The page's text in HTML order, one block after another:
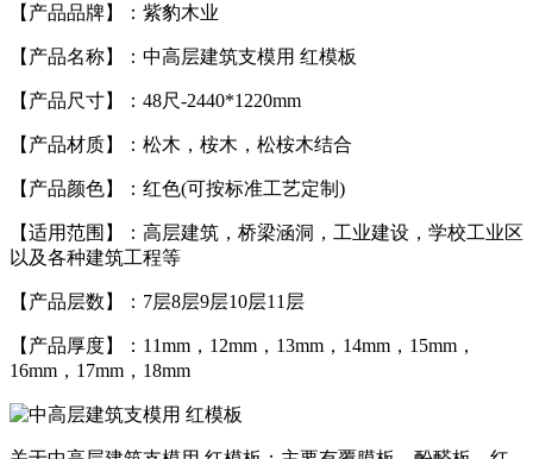
【产品品牌】：紫豹木业
【产品名称】：中高层建筑支模用 红模板
【产品尺寸】：48尺-2440*1220mm
【产品材质】：松木，桉木，松桉木结合
【产品颜色】：红色(可按标准工艺定制)
【适用范围】：高层建筑，桥梁涵洞，工业建设，学校工业区
以及各种建筑工程等
【产品层数】：7层8层9层10层11层
【产品厚度】：11mm，12mm，13mm，14mm，15mm，
16mm，17mm，18mm